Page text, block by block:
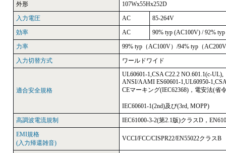
外形
107Wx55Hx252D
入力電圧
AC
85-264V
効率
AC
90% typ (AC100V) / 92%
力率
99% typ（AC100V）/94% typ（
入力切替方式
ワールドワイド
適合安全規格
UL60601-1,CSA C22.2 NO.601.1(c-UL),
ANSI/AAMI ES60601-1,UL60950-
CEマーキング(IEC62368)，電安法(省
IEC60601-1(2nd)及び(3rd, MOPP)
高調波電流規制
IEC61000-3-2(第2.1版)クラスD，
EMI規格
(入力帰還雑音)
VCCI/FCC/CISPR22/EN55022クラス